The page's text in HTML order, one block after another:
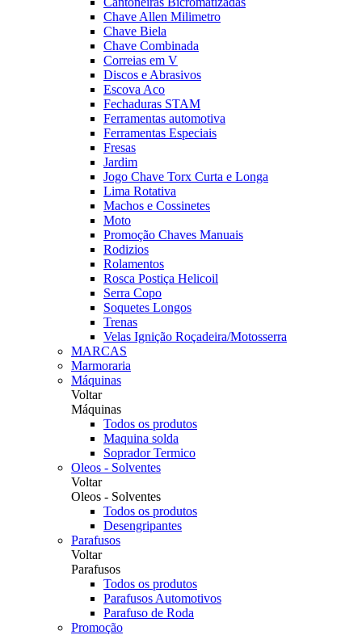
Chave Allen Milimetro
Chave Biela
Chave Combinada
Correias em V
Discos e Abrasivos
Escova Aco
Fechaduras STAM
Ferramentas automotiva
Ferramentas Especiais
Fresas
Jardim
Jogo Chave Torx Curta e Longa
Lima Rotativa
Machos e Cossinetes
Moto
Promoção Chaves Manuais
Rodizios
Rolamentos
Rosca Postiça Helicoil
Serra Copo
Soquetes Longos
Trenas
Velas Ignição Roçadeira/Motosserra
MARCAS
Marmoraria
Máquinas
Voltar
Máquinas
Todos os produtos
Maquina solda
Soprador Termico
Oleos - Solventes
Voltar
Oleos - Solventes
Todos os produtos
Desengripantes
Parafusos
Voltar
Parafusos
Todos os produtos
Parafusos Automotivos
Parafuso de Roda
Promoção